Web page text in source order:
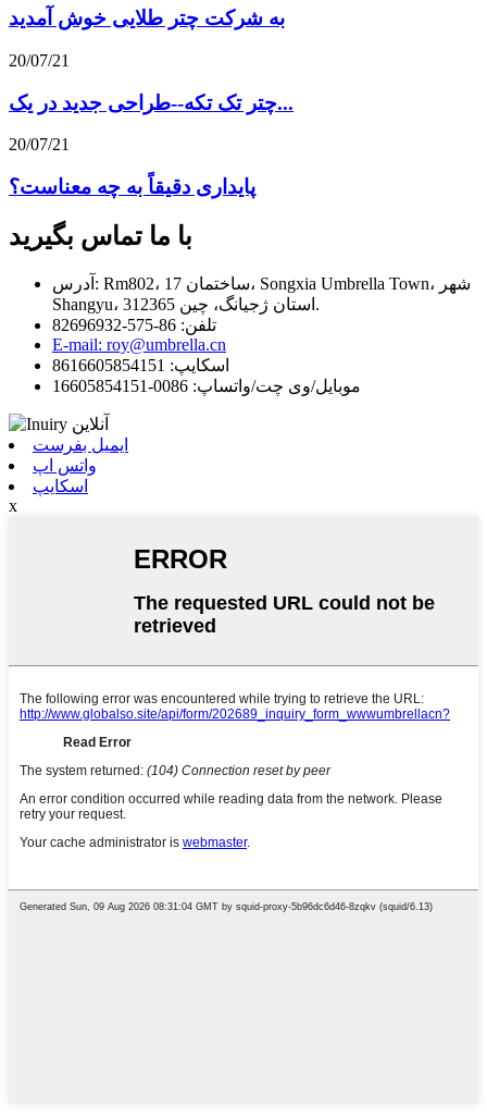
به شرکت چتر طلایی خوش آمدید
20/07/21
چتر تک تکه--طراحی جدید در یک...
20/07/21
پایداری دقیقاً به چه معناست؟
با ما تماس بگیرید
آدرس: Rm802، ساختمان 17، Songxia Umbrella Town، شهر
Shangyu، استان ژجیانگ، چین 312365.
تلفن: 86-575-82696932
E-mail: roy@umbrella.cn
اسکایپ: 8616605854151
موبایل/وی چت/واتساپ: 0086-16605854151
ایمیل بفرست
واتس اپ
اسکایپ
x